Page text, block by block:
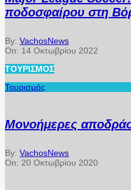
ποδοσφαίρου στη
By: VachosNews
On: 14 Οκτωβρίου 2022
ΤΟΥΡΙΣΜΌΣ
Τουρισμός
Μονοήμερες
By: VachosNews
On: 20 Οκτωβρίου 2020